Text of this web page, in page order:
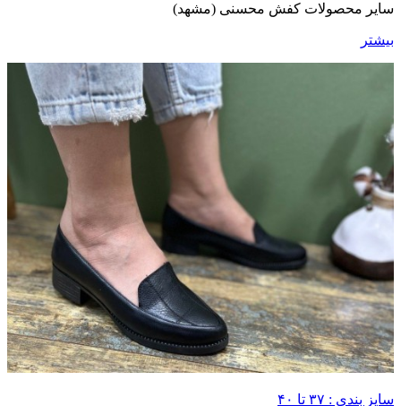
سایر محصولات کفش محسنی (مشهد)
بیشتر
سایز بندی : ۳۷ تا ۴۰